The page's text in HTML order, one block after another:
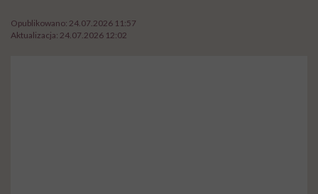
Opublikowano: 24.07.2026 11:57
Aktualizacja: 24.07.2026 12:02